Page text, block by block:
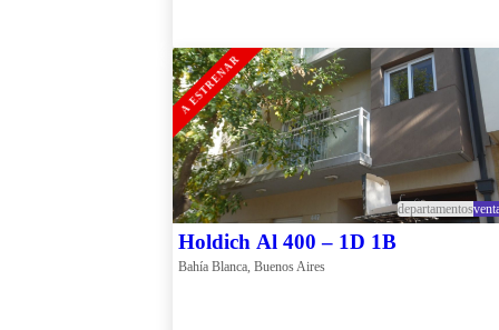
A ESTRENAR
departamentos
Holdich Al 400 – 1D 1B
Bahía Blanca, Buenos Aires